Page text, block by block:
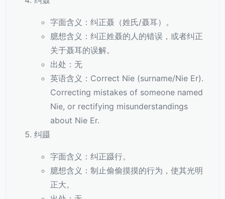
字面含义：纠正聂（姓氏/聂耳）。
臆想含义：纠正姓聂的人的错误，或者纠正
关于聂耳的误解。
出处：无
英语含义：Correct Nie (surname/Nie Er).
Correcting mistakes of someone named
Nie, or rectifying misunderstandings
about Nie Er.
纠蹑
字面含义：纠正蹑行。
臆想含义：制止偷偷摸摸的行为，使其光明
正大。